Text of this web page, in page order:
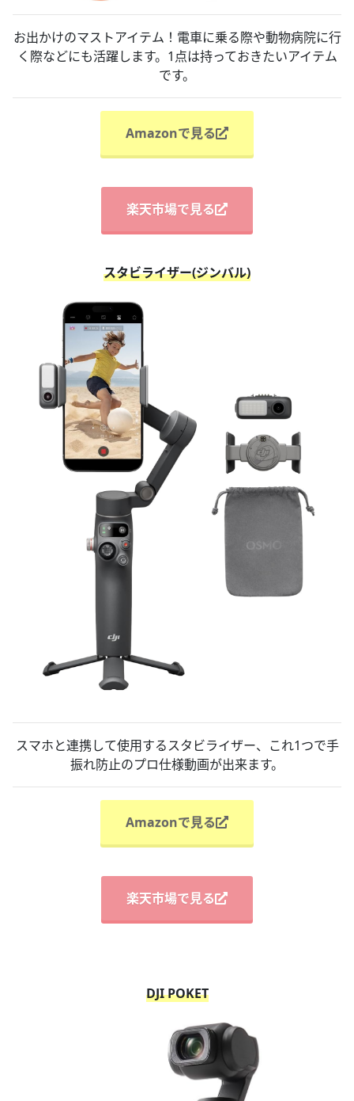
お出かけのマストアイテム！電車に乗る際や動物病院に行
く際などにも活躍します。1点は持っておきたいアイテム
です。
Amazonで見る
楽天市場で見る
スタビライザー(ジンバル)
スマホと連携して使用するスタビライザー、これ1つで手
振れ防止のプロ仕様動画が出来ます。
Amazonで見る
楽天市場で見る
DJI POKET